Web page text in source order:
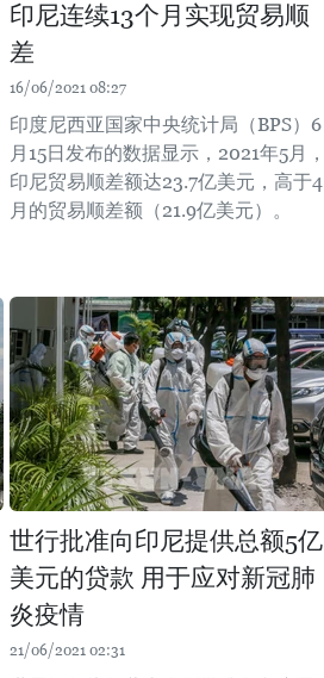
印尼连续13个月实现贸易顺
差
16/06/2021 08:27
印度尼西亚国家中央统计局（BPS）6
月15日发布的数据显示，2021年5月，
印尼贸易顺差额达23.7亿美元，高于4
月的贸易顺差额（21.9亿美元）。
世行批准向印尼提供总额5亿
美元的贷款 用于应对新冠肺
炎疫情
21/06/2021 02:31